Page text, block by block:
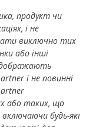
продукт чи
і не
виключно тих
або інші
і не повинні
або таких, що
будь-які